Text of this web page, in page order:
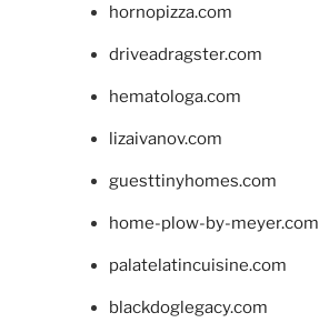
hornopizza.com
driveadragster.com
hematologa.com
lizaivanov.com
guesttinyhomes.com
home-plow-by-meyer.com
palatelatincuisine.com
blackdoglegacy.com